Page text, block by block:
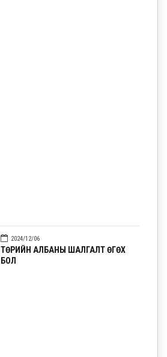
2024/12/06
ТӨРИЙН АЛБАНЫ ШАЛГАЛТ ӨГӨХ
БОЛ